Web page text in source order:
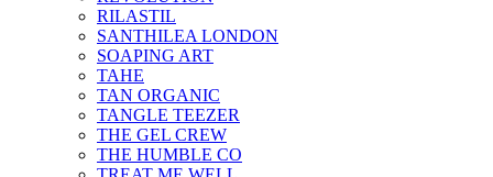
RILASTIL
SANTHILEA LONDON
SOAPING ART
TAHE
TAN ORGANIC
TANGLE TEEZER
THE GEL CREW
THE HUMBLE CO